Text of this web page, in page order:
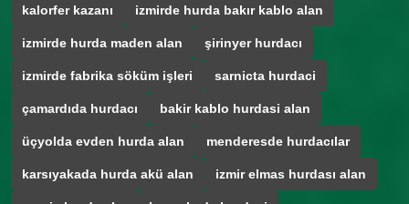
kalorfer kazanı izmirde hurda bakır kablo alan
izmirde hurda maden alan şirinyer hurdacı
izmirde fabrika söküm işleri sarnicta hurdaci
çamardıda hurdacı bakir kablo hurdasi alan
üçyolda evden hurda alan menderesde hurdacılar
karsıyakada hurda akü alan izmir elmas hurdası alan